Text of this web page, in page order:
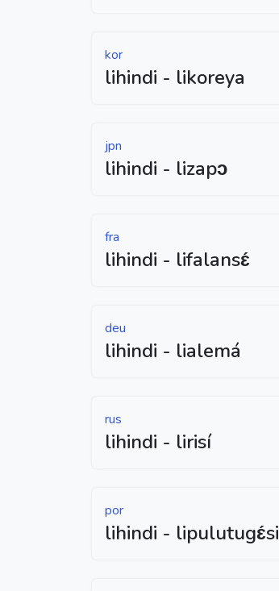
kor
lihindi - likoreya
jpn
lihindi - lizapɔ
fra
lihindi - lifalansɛ́
deu
lihindi - lialemá
rus
lihindi - lirisí
por
lihindi - lipulutugɛ́si